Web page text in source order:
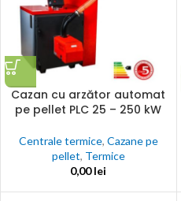
Cazan cu arzător automat
pe pellet PLC 25 – 250 kW
Centrale termice, Cazane pe
pellet, Termice
0,00lei